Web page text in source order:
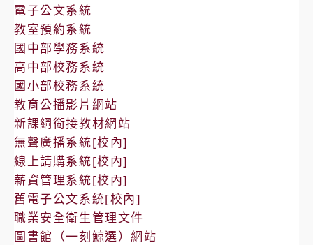
電子公文系統
教室預約系統
國中部學務系統
高中部校務系統
國小部校務系統
教育公播影片網站
新課綱銜接教材網站
無聲廣播系統[校內]
線上請購系統[校內]
薪資管理系統[校內]
舊電子公文系統[校內]
職業安全衛生管理文件
圖書館（一刻鯨選）網站